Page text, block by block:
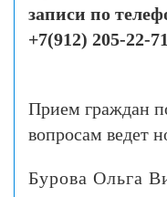
записи по
+7(912) 205-22-
Прием граждан
вопросам ведет
Бурова Ольга